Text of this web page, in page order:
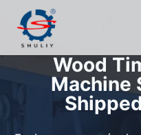
Saltar
contenido
Wood
Machine